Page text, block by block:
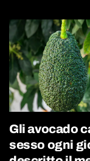
Gli avocado
sesso ogni